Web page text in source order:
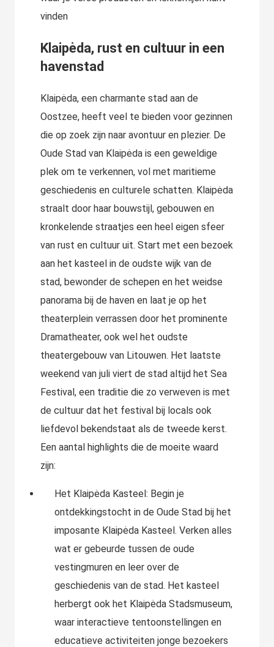
vinden
Klaipėda, rust en cultuur in een
havenstad
Klaipėda, een charmante stad aan de
Oostzee, heeft veel te bieden voor gezinnen
die op zoek zijn naar avontuur en plezier. De
Oude Stad van Klaipėda is een geweldige
plek om te verkennen, vol met maritieme
geschiedenis en culturele schatten. Klaipėda
straalt door haar bouwstijl, gebouwen en
kronkelende straatjes een heel eigen sfeer
van rust en cultuur uit. Start met een bezoek
aan het kasteel in de oudste wijk van de
stad, bewonder de schepen en het weidse
panorama bij de haven en laat je op het
theaterplein verrassen door het prominente
Dramatheater, ook wel het oudste
theatergebouw van Litouwen. Het laatste
weekend van juli viert de stad altijd het Sea
Festival, een traditie die zo verweven is met
de cultuur dat het festival bij locals ook
liefdevol bekendstaat als de tweede kerst.
Een aantal highlights die de moeite waard
zijn:
Het Klaipėda Kasteel: Begin je
ontdekkingstocht in de Oude Stad bij het
imposante Klaipėda Kasteel. Verken alles
wat er gebeurde tussen de oude
vestingmuren en leer over de
geschiedenis van de stad. Het kasteel
herbergt ook het Klaipėda Stadsmuseum,
waar interactieve tentoonstellingen en
educatieve activiteiten jonge bezoekers